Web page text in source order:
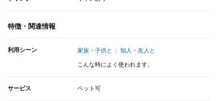
特徴・関連情報
利用シーン 家族・子供と 知人・友人と
こんな時によく使われます。
サービス ペット可